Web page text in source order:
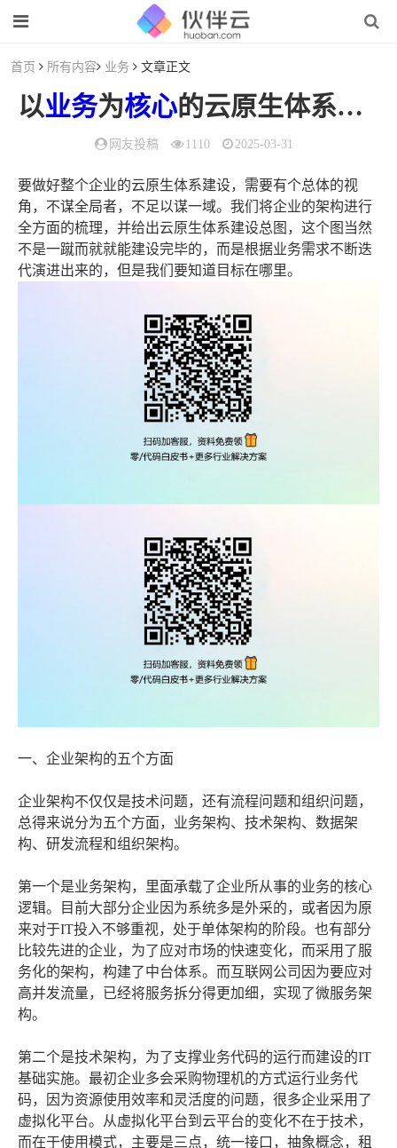
首页 所有内容 业务 文章正文
以业务为核心的云原生体系建设
网友投稿 1110 2025-03-31
要做好整个企业的云原生体系建设，需要有个总体的视
角，不谋全局者，不足以谋一域。我们将企业的架构进行
全方面的梳理，并给出云原生体系建设总图，这个图当然
不是一蹴而就就能建设完毕的，而是根据业务需求不断迭
代演进出来的，但是我们要知道目标在哪里。
一、企业架构的五个方面
企业架构不仅仅是技术问题，还有流程问题和组织问题，
总得来说分为五个方面，业务架构、技术架构、数据架
构、研发流程和组织架构。
第一个是业务架构，里面承载了企业所从事的业务的核心
逻辑。目前大部分企业因为系统多是外采的，或者因为原
来对于IT投入不够重视，处于单体架构的阶段。也有部分
比较先进的企业，为了应对市场的快速变化，而采用了服
务化的架构，构建了中台体系。而互联网公司因为要应对
高并发流量，已经将服务拆分得更加细，实现了微服务架
构。
第二个是技术架构，为了支撑业务代码的运行而建设的IT
基础实施。最初企业多会采购物理机的方式运行业务代
码，因为资源使用效率和灵活度的问题，很多企业采用了
虚拟化平台。从虚拟化平台到云平台的变化不在于技术，
而在于使用模式，主要是三点，统一接口，抽象概念，租